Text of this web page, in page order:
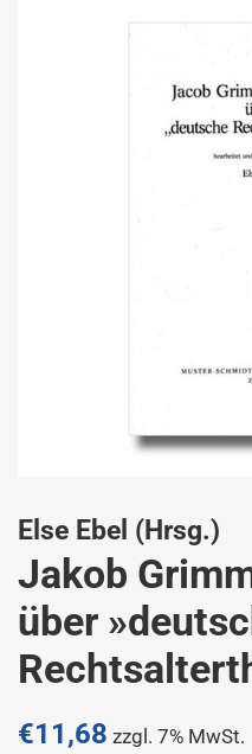
Else Ebel (Hrsg.)
Jakob
über
Normaler
€11,68 zzgl. 7% MwSt.